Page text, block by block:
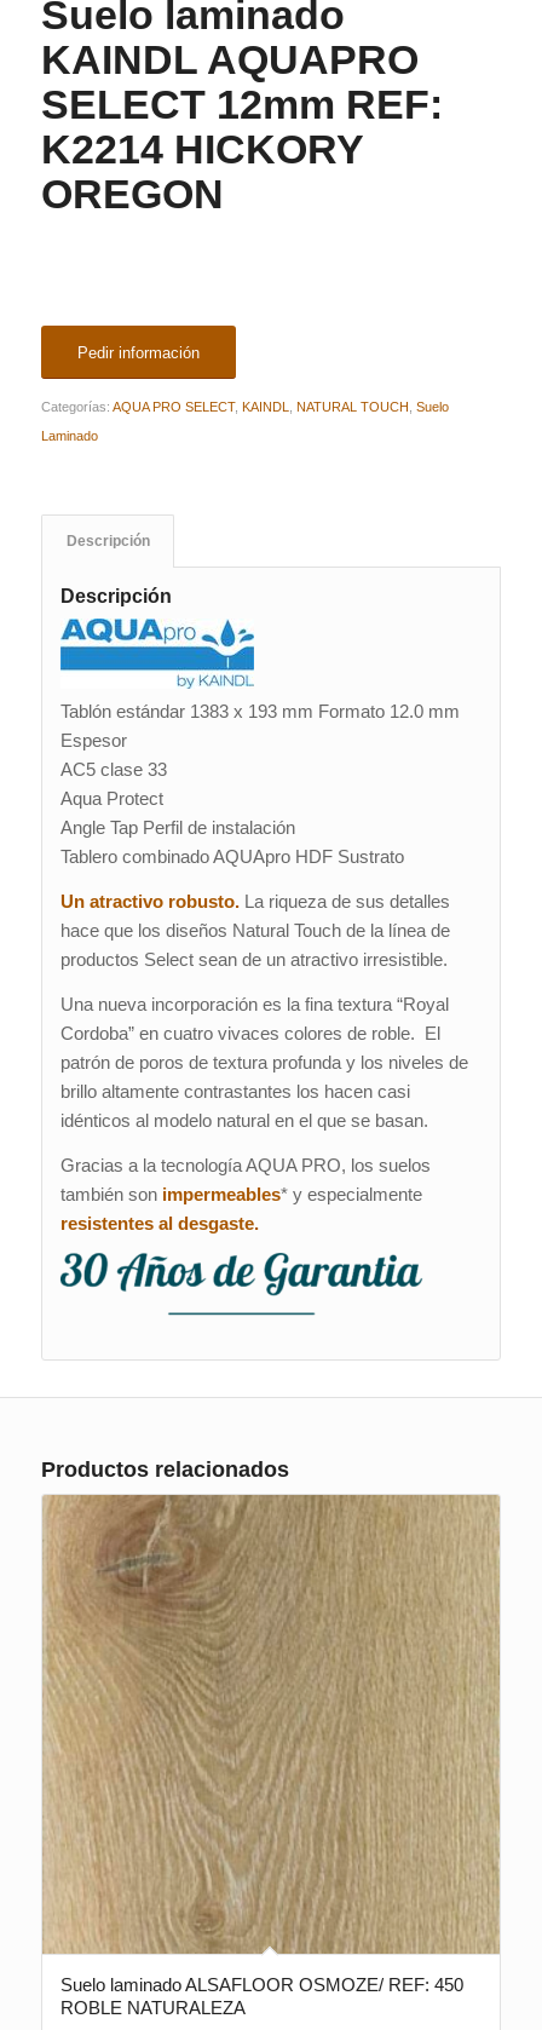
Suelo laminado
KAINDL AQUAPRO
SELECT 12mm REF:
K2214 HICKORY
OREGON
Pedir información
Categorías: AQUA PRO SELECT, KAINDL NATURAL TOUCH
Suelo
Laminado
Descripción
Descripción
Tablón estándar 1383 x 193 mm Formato 12.0 mm
Espesor
AC5 clase 33
Aqua Protect
Angle Tap Perfil de instalación
Tablero combinado AQUApro HDF Sustrato
Un atractivo robusto. La riqueza de sus detalles
hace que los diseños Natural Touch de la línea de
productos Select sean de un atractivo irresistible.
Una nueva incorporación es la fina textura “Royal
Cordoba” en cuatro vivaces colores de roble. El
patrón de poros de textura profunda y los niveles de
brillo altamente contrastantes los hacen casi
idénticos al modelo natural en el que se basan.
Gracias a la tecnología AQUA PRO, los suelos
también sonimpermeables* y especialmente
resistentes al desgaste.
Productos relacionados
Suelo laminado ALSAFLOOR OSMOZE/ REF: 450
ROBLE NATURALEZA